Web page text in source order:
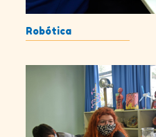
Robótica